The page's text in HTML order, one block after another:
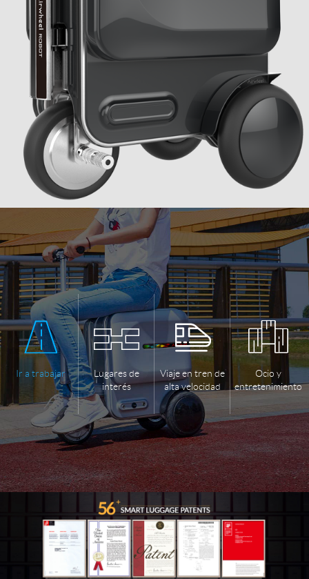
Ir a trabajar
Lugares de
interés
Viaje en tren de
alta velocidad
Ocio y
entretenimiento